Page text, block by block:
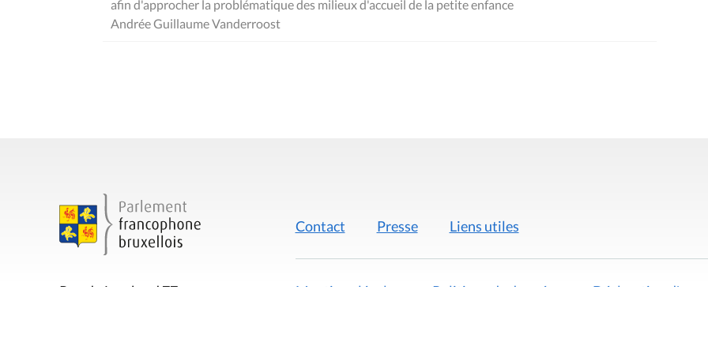
afin d'approcher la problématique des milieux d'accueil de la petite enfance
Andrée Guillaume Vanderroost
Rue du Lombard 77
Contact Presse Liens utiles
Mentions légales Politique de données Déclaration